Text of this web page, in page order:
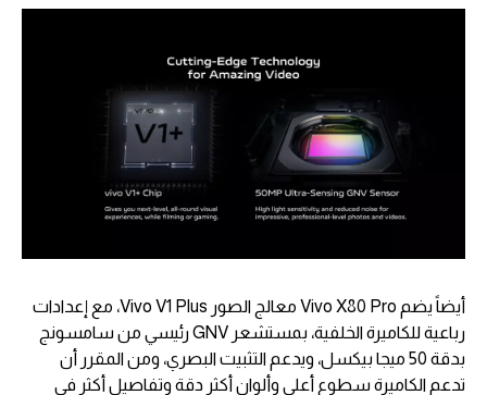
أيضاً يضم Vivo X80 Pro معالج الصور Vivo V1 Plus، مع إعدادات
رباعية للكاميرة الخلفية، بمستشعر GNV رئيسي من سامسونج
بدقة 50 ميجا بيكسل، ويدعم التثبيت البصري، ومن المقرر أن
تدعم الكاميرة سطوع أعلى وألوان أكثر دقة وتفاصيل أكثر في